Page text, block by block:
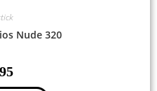
Nude 320